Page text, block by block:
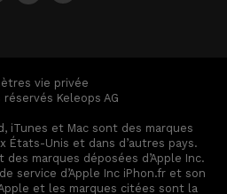
vie privée
Keleops AG
iTunes et Mac sont des marques
États-Unis et dans d’autres pays.
des marques déposées d’Apple Inc.
service d’Apple Inc iPhon.fr et son
et les marques citées sont la